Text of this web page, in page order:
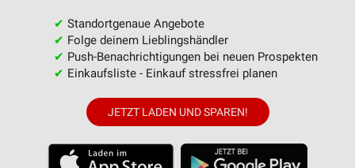
✔ Standortgenaue Angebote
✔ Folge deinem Lieblingshändler
✔ Push-Benachrichtigungen bei neuen Prospekten
✔ Einkaufsliste - Einkauf stressfrei planen
JETZT LADEN UND SPAREN!
Erstellung von Profilen zur Personalisierung
von Inhalten
Verwendung von Profilen zur Auswahl
personalisierter Inhalte
Messung der Werbeleistung
Messung der Performance von Inhalten